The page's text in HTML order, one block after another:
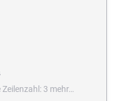
3 mehr…